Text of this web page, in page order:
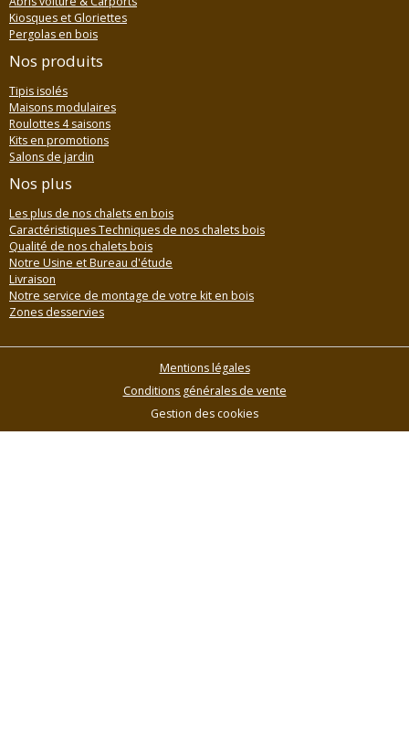
Kiosques et Gloriettes
Pergolas en bois
Nos produits
Tipis isolés
Maisons modulaires
Roulottes 4 saisons
Kits en promotions
Salons de jardin
Nos plus
Les plus de nos chalets en bois
Caractéristiques Techniques de nos chalets bois
Qualité de nos chalets bois
Notre Usine et Bureau d'étude
Livraison
Notre service de montage de votre kit en bois
Zones desservies
Mentions légales
Conditions générales de vente
Gestion des cookies